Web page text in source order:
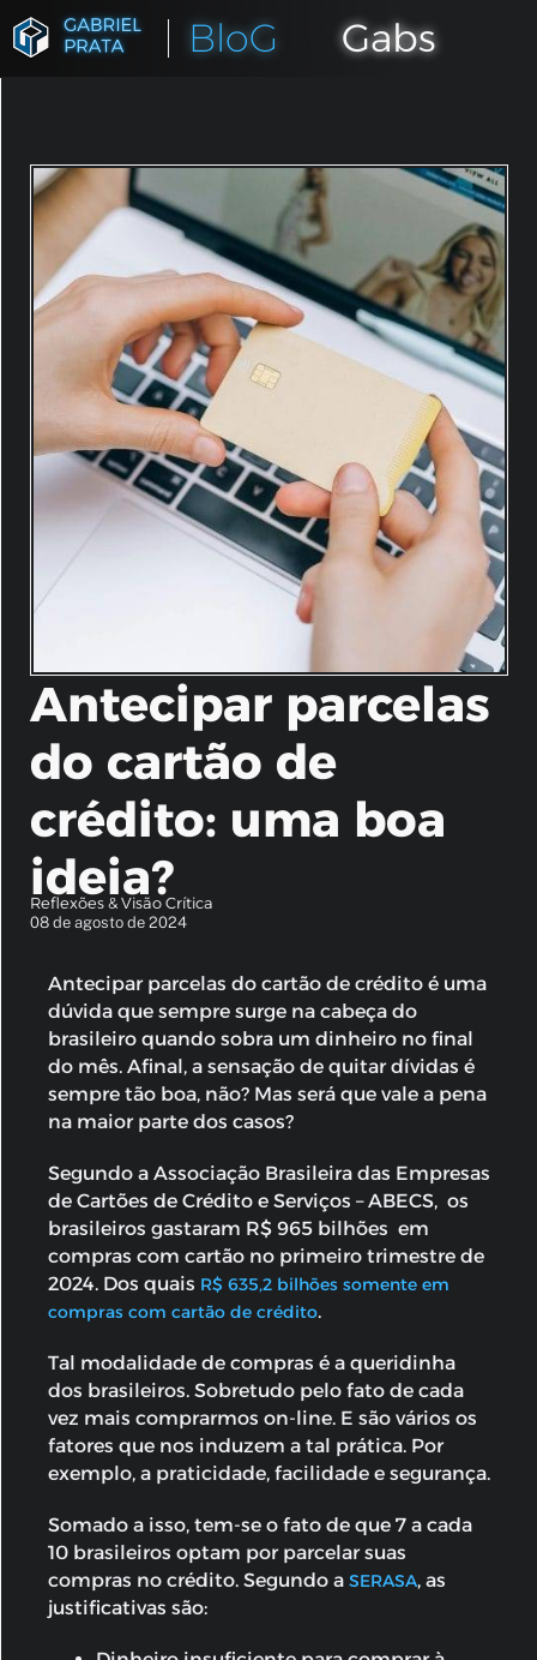
BloG Gabs
Reflexões & Visão Crítica
08 de agosto de 2024
Antecipar parcelas
do cartão de
crédito: uma boa
ideia?
Antecipar parcelas do cartão de crédito é uma
dúvida que sempre surge na cabeça do
brasileiro quando sobra um dinheiro no final
do mês. Afinal, a sensação de quitar dívidas é
sempre tão boa, não? Mas será que vale a pena
na maior parte dos casos?
Segundo a Associação Brasileira das Empresas
de Cartões de Crédito e Serviços – ABECS, os
brasileiros gastaram R$ 965 bilhões em
compras com cartão no primeiro trimestre de
2024. Dos quais R$ 635,2 bilhões somente em
compras com cartão de crédito.
Tal modalidade de compras é a queridinha
dos brasileiros. Sobretudo pelo fato de cada
vez mais comprarmos on-line. E são vários os
fatores que nos induzem a tal prática. Por
exemplo, a praticidade, facilidade e segurança.
Somado a isso, tem-se o fato de que 7 a cada
10 brasileiros optam por parcelar suas
compras no crédito. Segundo a SERASA, as
justificativas são: